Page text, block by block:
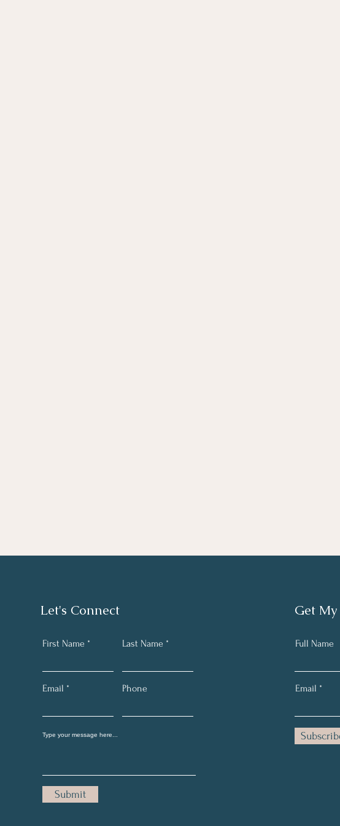
Let's Connect
First Name Last Name
Email Phone
Submit
Get
Full Name
Email